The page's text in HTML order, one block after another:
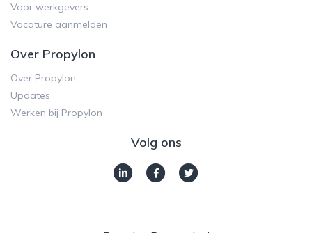
Voor werkgevers
Vacature aanmelden
Over Propylon
Over Propylon
Updates
Werken bij Propylon
Volg ons